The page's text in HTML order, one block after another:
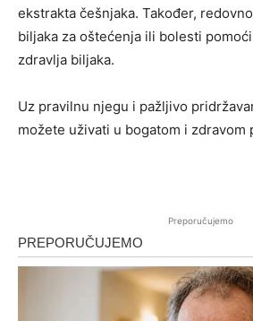
ekstrakta češnjaka. Također,
biljaka za oštećenja ili bolesti
zdravlja biljaka.
Uz pravilnu njegu i pažljivo
možete uživati u bogatom i zdravom
Preporučujemo